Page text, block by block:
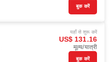
बुक करें
यहाँ से शुरू करें
US$ 131.16
मूल्य/यात्री
बुक करें